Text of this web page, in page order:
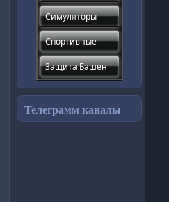
Симуляторы
Спортивные
Защита Башен
Телеграмм каналы